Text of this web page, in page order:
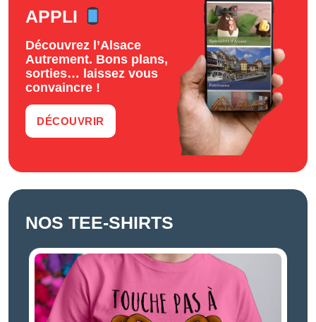
APPLI
Découvrez l’Alsace
Autrement. Bons plans,
sorties… laissez vous
convaincre !
DÉCOUVRIR
NOS TEE-SHIRTS